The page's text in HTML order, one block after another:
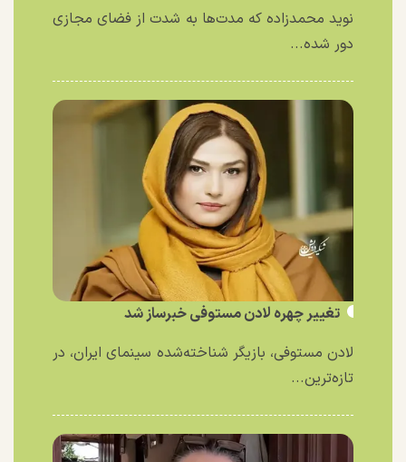
نوید محمدزاده که مدت‌ها به شدت از فضای مجازی
دور شده...
تغییر چهره لادن مستوفی خبرساز شد
لادن مستوفی، بازیگر شناخته‌شده سینمای ایران، در
تازه‌ترین...